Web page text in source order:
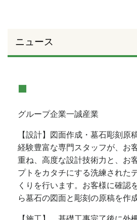
ニュース
■
グループ企業一誠産業
【設計】図面作成・墓石彫刻原
経験豊富な専門スタッフが、お
重ね、高度な設計技術力と、お
プトをカタチにする洗練された
くりを行います。お客様に確認
ら墓石の図面と彫刻の原稿を作